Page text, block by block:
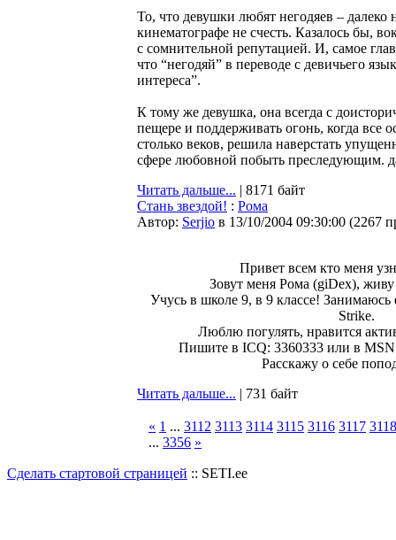
То, что девушки любят негодяев –
кинематографе не счесть. Казалось бы,
с сомнительной репутацией. И, самое
что “негодяй” в переводе с девичьего
интереса”.
К тому же девушка, она всегда с
пещере и поддерживать огонь, когда все
столько веков, решила наверстать
сфере любовной побыть преследующим.
Читать дальше... | 8171 байт
Стань звездой! : Рома
Автор: Serjio в 13/10/2004 09:30:00 (2267
Привет всем кто меня
Зовут меня Рома (giDex),
Учусь в школе 9, в 9 классе!
Strike.
Люблю погулять, нравится
Пишите в ICQ: 3360333 или в
Расскажу о себе
Читать дальше... | 731 байт
« 1 ... 3112 3113 3114 3115 3116 3117 3118
... 3356 »
Сделать стартовой страницей :: SETI.ee